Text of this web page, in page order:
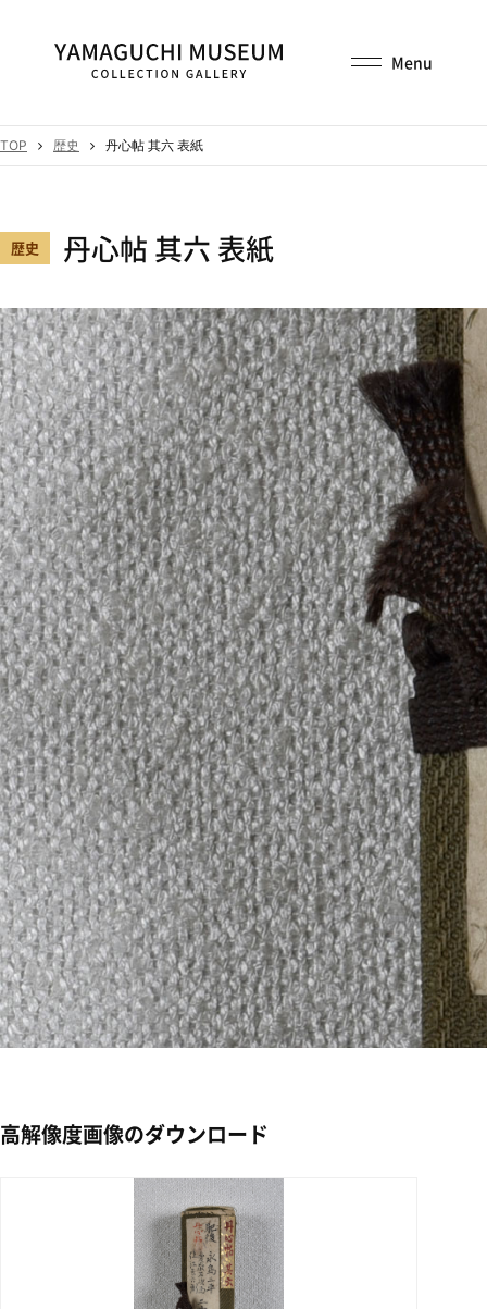
TOP 歴史 丹心帖 其六 表紙
歴史 丹心帖 其六 表紙
高解像度画像のダウンロード